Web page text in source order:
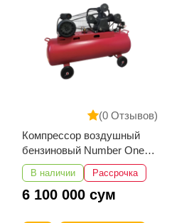
(0 Отзывов)
Компрессор воздушный
бензиновый Number One
NAC3600/100-1
В наличии Рассрочка
6 100 000 сум